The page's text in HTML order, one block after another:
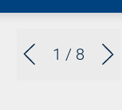
1 / 8